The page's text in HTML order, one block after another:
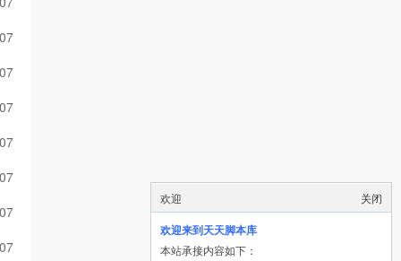
关闭
欢迎
欢迎来到天天脚本库
本站承接内容如下：